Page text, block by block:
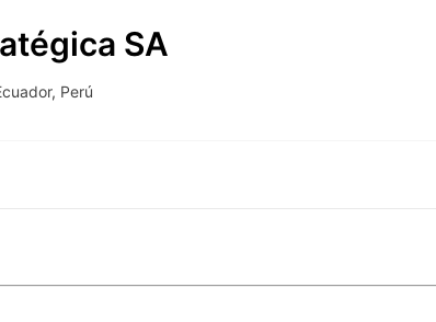
SA
, Perú